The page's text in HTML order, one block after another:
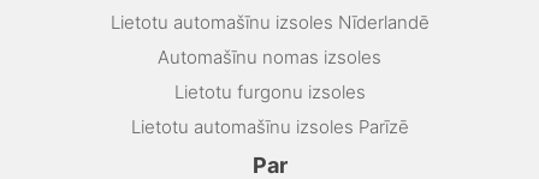
Lietotu automašīnu izsoles Nīderlandē
Automašīnu nomas izsoles
Lietotu furgonu izsoles
Lietotu automašīnu izsoles Parīzē
Par